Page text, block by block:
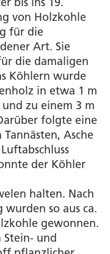
von Holzkohle
für die
Art. Sie
die damaligen
Köhlern wurde
in etwa 1 m
zu einem 3 m
folgte eine
Asche
der Köhler
halten. Nach
so aus ca.
gewonnen.
Stein- und